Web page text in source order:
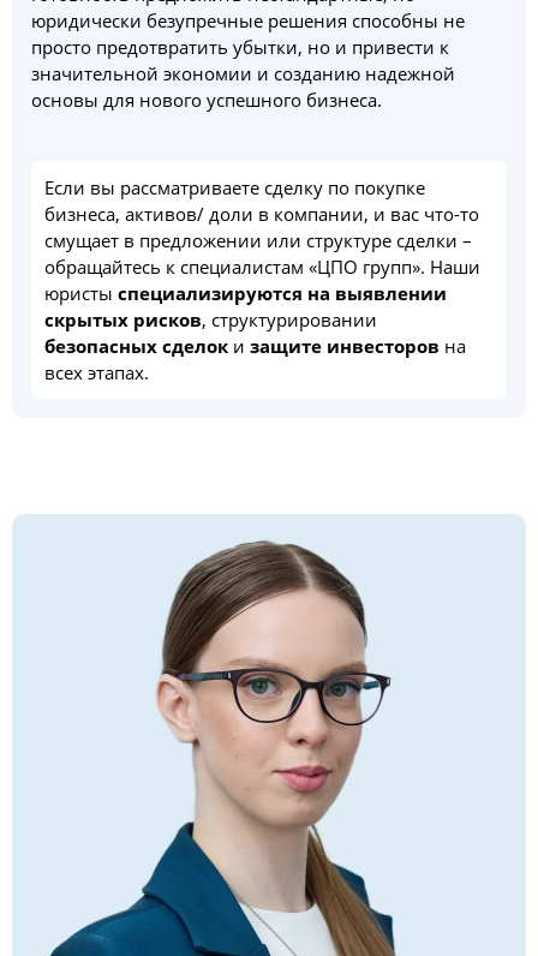
юридически безупречные решения способны не
просто предотвратить убытки, но и привести к
значительной экономии и созданию надежной
основы для нового успешного бизнеса.
Если вы рассматриваете сделку по покупке
бизнеса, активов/ доли в компании, и вас что-то
смущает в предложении или структуре сделки –
обращайтесь к специалистам «ЦПО групп». Наши
юристы специализируются на выявлении
скрытых рисков, структурировании
безопасных сделок и защите инвесторов на
всех этапах.